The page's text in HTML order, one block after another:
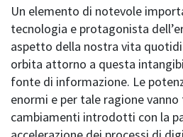
Un elemento di notevole
tecnologia e protagonista
aspetto della nostra vita
orbita attorno a questa
fonte di informazione. Le
enormi e per tale ragione
cambiamenti introdotti con la